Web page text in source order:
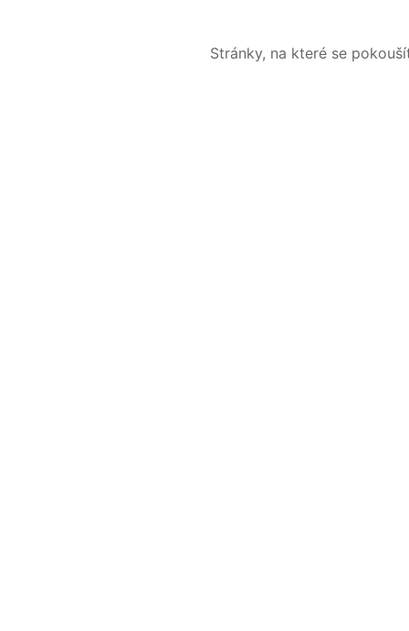
Stránky, na které se